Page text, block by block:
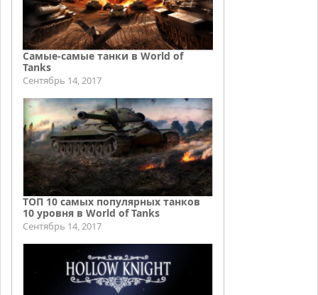
Самые-самые танки в World of
Tanks
Сентябрь 14, 2017
ТОП 10 самых популярных танков
10 уровня в World of Tanks
Сентябрь 14, 2017